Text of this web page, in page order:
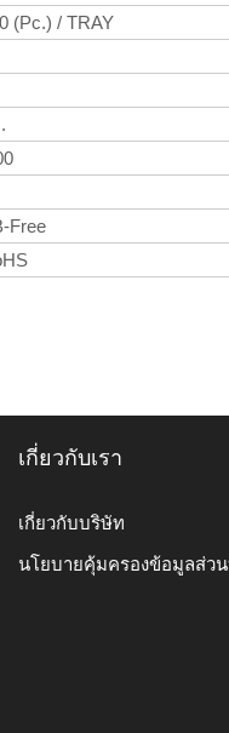
(Pc.) / TRAY
Free
เกี่ยวกับเรา
เกี่ยวกับบริษัท
นโยบายคุ้มครองข้อมูลส่ว